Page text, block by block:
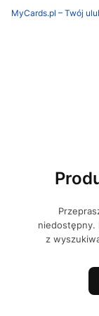
MyCards.pl – Twój
niedostępny.
z